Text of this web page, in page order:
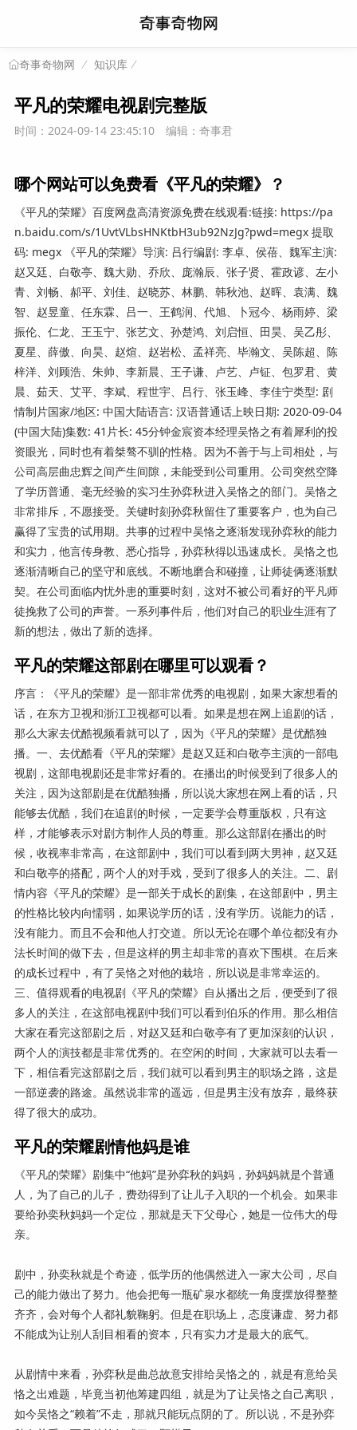
奇事奇物网 知识库
平凡的荣耀电视剧完整版
时间：2024-09-14 23:45:10 编辑：奇事君
哪个网站可以免费看《平凡的荣耀》？
《平凡的荣耀》百度网盘高清资源免费在线观看:链接: https://pa
n.baidu.com/s/1UvtVLbsHNKtbH3ub92NzJg?pwd=megx 提取
码: megx 《平凡的荣耀》导演: 吕行编剧: 李卓、侯蓓、魏军主演:
赵又廷、白敬亭、魏大勋、乔欣、庞瀚辰、张子贤、霍政谚、左小
青、刘畅、郝平、刘佳、赵晓苏、林鹏、韩秋池、赵晖、袁满、魏
智、赵昱童、任东霖、吕一、王鹤润、代旭、卜冠今、杨雨婷、梁
振伦、仁龙、王玉宁、张艺文、孙楚鸿、刘启恒、田昊、吴乙彤、
夏星、薛傲、向昊、赵煊、赵岩松、孟祥亮、毕瀚文、吴陈超、陈
梓洋、刘顾浩、朱帅、李新晨、王子谦、卢艺、卢钲、包罗君、黄
晨、茹天、艾平、李斌、程世宇、吕行、张玉峰、李佳宁类型: 剧
情制片国家/地区: 中国大陆语言: 汉语普通话上映日期: 2020-09-04
(中国大陆)集数: 41片长: 45分钟金宸资本经理吴恪之有着犀利的投
资眼光，同时也有着桀骜不驯的性格。因为不善于与上司相处，与
公司高层曲忠辉之间产生间隙，未能受到公司重用。公司突然空降
了学历普通、毫无经验的实习生孙弈秋进入吴恪之的部门。吴恪之
非常排斥，不愿接受。关键时刻孙弈秋留住了重要客户，也为自己
赢得了宝贵的试用期。共事的过程中吴恪之逐渐发现孙弈秋的能力
和实力，他言传身教、悉心指导，孙弈秋得以迅速成长。吴恪之也
逐渐清晰自己的坚守和底线。不断地磨合和碰撞，让师徒俩逐渐默
契。在公司面临内忧外患的重要时刻，这对不被公司看好的平凡师
徒挽救了公司的声誉。一系列事件后，他们对自己的职业生涯有了
新的想法，做出了新的选择。
平凡的荣耀这部剧在哪里可以观看？
序言：《平凡的荣耀》是一部非常优秀的电视剧，如果大家想看的
话，在东方卫视和浙江卫视都可以看。如果是想在网上追剧的话，
那么大家去优酷视频看就可以了，因为《平凡的荣耀》是优酷独
播。一、去优酷看《平凡的荣耀》是赵又廷和白敬亭主演的一部电
视剧，这部电视剧还是非常好看的。在播出的时候受到了很多人的
关注，因为这部剧是在优酷独播，所以说大家想在网上看的话，只
能够去优酷，我们在追剧的时候，一定要学会尊重版权，只有这
样，才能够表示对剧方制作人员的尊重。那么这部剧在播出的时
候，收视率非常高，在这部剧中，我们可以看到两大男神，赵又廷
和白敬亭的搭配，两个人的对手戏，受到了很多人的关注。二、剧
情内容《平凡的荣耀》是一部关于成长的剧集，在这部剧中，男主
的性格比较内向懦弱，如果说学历的话，没有学历。说能力的话，
没有能力。而且不会和他人打交道。所以无论在哪个单位都没有办
法长时间的做下去，但是这样的男主却非常的喜欢下围棋。在后来
的成长过程中，有了吴恪之对他的栽培，所以说是非常幸运的。
三、值得观看的电视剧《平凡的荣耀》自从播出之后，便受到了很
多人的关注，在这部电视剧中我们可以看到伯乐的作用。那么相信
大家在看完这部剧之后，对赵又廷和白敬亭有了更加深刻的认识，
两个人的演技都是非常优秀的。在空闲的时间，大家就可以去看一
下，相信看完这部剧之后，我们就可以看到男主的职场之路，这是
一部逆袭的路途。虽然说非常的遥远，但是男主没有放弃，最终获
得了很大的成功。
平凡的荣耀剧情他妈是谁
《平凡的荣耀》剧集中“他妈”是孙弈秋的妈妈，孙妈妈就是个普通
人，为了自己的儿子，费劲得到了让儿子入职的一个机会。如果非
要给孙奕秋妈妈一个定位，那就是天下父母心，她是一位伟大的母
亲。
剧中，孙奕秋就是个奇迹，低学历的他偶然进入一家大公司，尽自
己的能力做出了努力。他会把每一瓶矿泉水都统一角度摆放得整整
齐齐，会对每个人都礼貌鞠躬。但是在职场上，态度谦虚、努力都
不能成为让别人刮目相看的资本，只有实力才是最大的底气。
从剧情中来看，孙弈秋是曲总故意安排给吴恪之的，就是有意给吴
恪之出难题，毕竟当初他筹建四组，就是为了让吴恪之自己离职，
如今吴恪之“赖着”不走，那就只能玩点阴的了。所以说，不是孙弈